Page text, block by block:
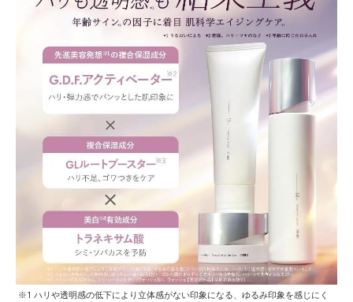
※1 ハリや透明感の低下により立体感がない印象になる、ゆるみ印象を感じにく